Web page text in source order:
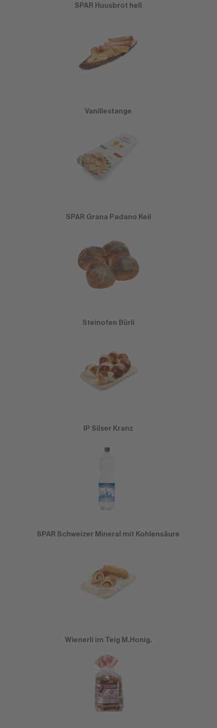
SPAR Huusbrot hell
Vanillestange
SPAR Grana Padano Keil
Steinofen Bürli
IP Silser Kranz
SPAR Schweizer Mineral mit Kohlensäure
Wienerli im Teig M.Honig.